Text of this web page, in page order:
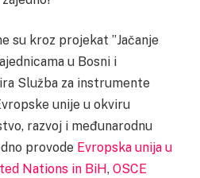
su kroz projekat ”Jačanje
u Bosni i
Služba za instrumente
unije u okviru
razvoj i međunarodnu
provode Evropska unija u
Nations in BiH, OSCE